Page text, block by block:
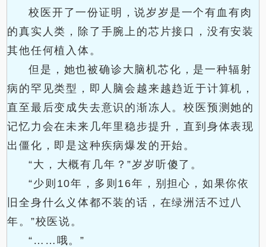
校医开了一份证明，说岁岁是一个有血有肉
的真实人类，除了手腕上的芯片接口，没有安装
其他任何植入体。
但是，她也被确诊大脑机芯化，是一种辐射
病的罕见类型，即人脑会越来越趋近于计算机，
直至最后变成失去意识的渐冻人。校医预测她的
记忆力会在未来几年里稳步提升，直到身体表现
出僵化，即是这种疾病爆发的开始。
“大，大概有几年？”岁岁听傻了。
“少则10年，多则16年，别担心，如果你依
旧全身什么义体都不装的话，在绿洲活不过八
年。”校医说。
“……哦。”